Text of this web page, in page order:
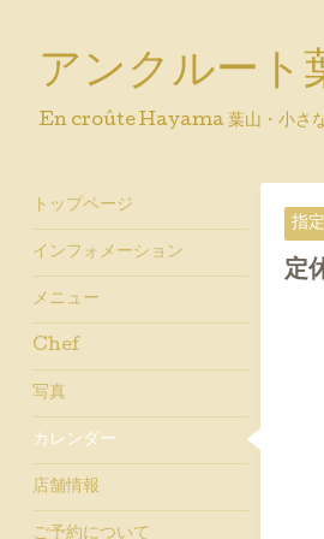
アンクルート
En croûte Hayama 葉山・小さな
指
定
トップページ
インフォメーション
メニュー
Chef
写真
カレンダー
店舗情報
ご予約について